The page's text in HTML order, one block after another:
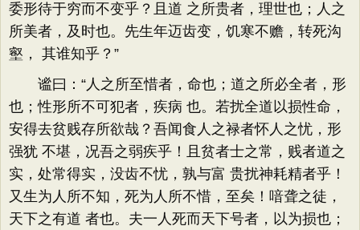
委形待于穷而不变乎？且道 之所贵者，理世也；人之
所美者，及时也。先生年迈齿变，饥寒不赡，转死沟
壑， 其谁知乎？”
谧曰：“人之所至惜者，命也；道之所必全者，形
也；性形所不可犯者，疾病 也。若扰全道以损性命，
安得去贫贱存所欲哉？吾闻食人之禄者怀人之忧，形
强犹 不堪，况吾之弱疾乎！且贫者士之常，贱者道之
实，处常得实，没齿不忧，孰与富 贵扰神耗精者乎！
又生为人所不知，死为人所不惜，至矣！喑聋之徒，
天下之有道 者也。夫一人死而天下号者，以为损也；